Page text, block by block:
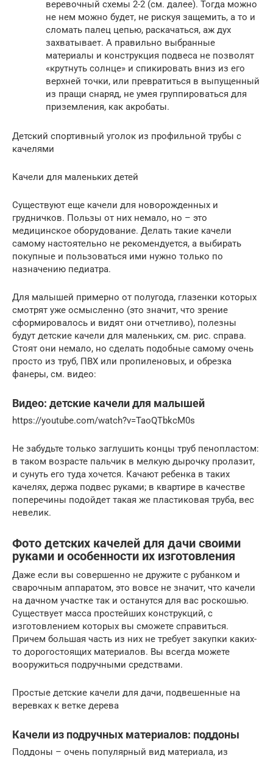
веревочный схемы 2-2 (см. далее). Тогда можно
не нем можно будет, не рискуя защемить, а то и
сломать палец цепью, раскачаться, аж дух
захватывает. А правильно выбранные
материалы и конструкция подвеса не позволят
«крутнуть солнце» и спикировать вниз из его
верхней точки, или превратиться в выпущенный
из пращи снаряд, не умея группироваться для
приземления, как акробаты.
Детский спортивный уголок из профильной трубы с
качелями
Качели для маленьких детей
Существуют еще качели для новорожденных и
грудничков. Пользы от них немало, но – это
медицинское оборудование. Делать такие качели
самому настоятельно не рекомендуется, а выбирать
покупные и пользоваться ими нужно только по
назначению педиатра.
Для малышей примерно от полугода, глазенки которых
смотрят уже осмысленно (это значит, что зрение
сформировалось и видят они отчетливо), полезны
будут детские качели для маленьких, см. рис. справа.
Стоят они немало, но сделать подобные самому очень
просто из труб, ПВХ или пропиленовых, и обрезка
фанеры, см. видео:
Видео: детские качели для малышей
https://youtube.com/watch?v=TaoQTbkcM0s
Не забудьте только заглушить концы труб пенопластом:
в таком возрасте пальчик в мелкую дырочку пролазит,
и сунуть его туда хочется. Качают ребенка в таких
качелях, держа подвес руками; в квартире в качестве
поперечины подойдет такая же пластиковая труба, вес
невелик.
Фото детских качелей для дачи своими
руками и особенности их изготовления
Даже если вы совершенно не дружите с рубанком и
сварочным аппаратом, это вовсе не значит, что качели
на дачном участке так и останутся для вас роскошью.
Существует масса простейших конструкций, с
изготовлением которых вы сможете справиться.
Причем большая часть из них не требует закупки каких-
то дорогостоящих материалов. Вы всегда можете
вооружиться подручными средствами.
Простые детские качели для дачи, подвешенные на
веревках к ветке дерева
Качели из подручных материалов: поддоны
Поддоны – очень популярный вид материала, из